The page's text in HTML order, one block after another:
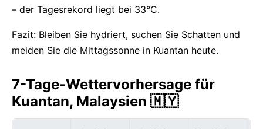
– der Tagesrekord liegt bei 33°C.
Fazit: Bleiben Sie hydriert, suchen Sie Schatten und
meiden Sie die Mittagssonne in Kuantan heute.
7-Tage-Wettervorhersage für
Kuantan, Malaysien 🇲🇾